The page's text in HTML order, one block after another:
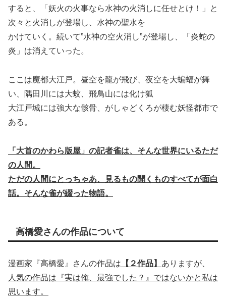
すると、「妖火の火事なら水神の火消しに任せとけ！」と
次々と火消しが登場し、水神の聖水を
かけていく。続いて”水神の空火消し”が登場し、「炎蛇の
炎」は消えていった。
ここは魔都大江戸。昼空を龍が飛び、夜空を大蝙蝠が舞
い、隅田川には大蛟、飛鳥山には化け狐
大江戸城には強大な骸骨、がしゃどくろが棲む妖怪都市で
ある。
「大首のかわら版屋」の記者雀は、そんな世界にいるただ
の人間。
ただの人間にとっちゃあ、見るもの聞くものすべてが面白
話。そんな雀が綴った物語。
高橋愛さんの作品について
漫画家『高橋愛』さんの作品は 【２作品】 ありますが、
人気の作品は『実は俺、最強でした？』ではないかと私は
思います。